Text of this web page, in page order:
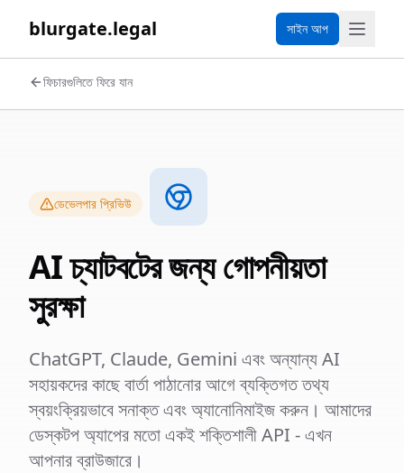
blurgate.legal সাইন আপ
ফিচারগুলিতে ফিরে যান
ডেভেলপার প্রিভিউ
AI চ্যাটবটের জন্য গোপনীয়তা
সুরক্ষা
ChatGPT, Claude, Gemini এবং অন্যান্য AI
সহায়কদের কাছে বার্তা পাঠানোর আগে ব্যক্তিগত তথ্য
স্বয়ংক্রিয়ভাবে সনাক্ত এবং অ্যানোনিমাইজ করুন। আমাদের
ডেস্কটপ অ্যাপের মতো একই শক্তিশালী API - এখন
আপনার ব্রাউজারে।